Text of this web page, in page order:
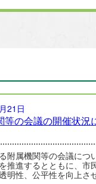
21日
等の会議の開催状況
附属機関等の会議につ
推進するとともに、市
明性、公平性を向上さ